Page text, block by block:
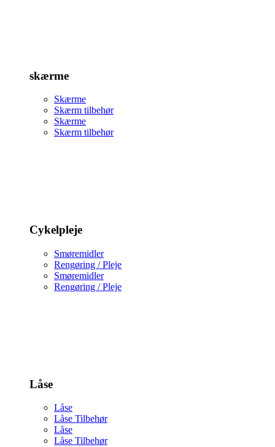
skærme
Skærme
Skærm tilbehør
Skærme
Skærm tilbehør
Cykelpleje
Smøremidler
Rengøring / Pleje
Smøremidler
Rengøring / Pleje
Låse
Låse
Låse Tilbehør
Låse
Låse Tilbehør